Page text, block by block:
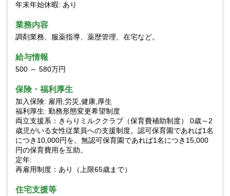
年末年始休暇: あり
業務内容
調剤業務、服薬指導、薬歴管理、在宅など。
給与情報
500 ～ 580万円
保険・福利厚生
加入保険: 雇用,労災,健康,厚生
福利厚生: 勤務形態変更希望制度
両立支援系：きらりミルククラブ（保育費補助制度） 0歳～2
歳児がいる女性従業員への支援制度。認可保育園であれば1名
につき10,000円を、無認可保育園であれば1名につき15,000
円の保育費用を互助。
定年:
再雇用制度：あり（上限65歳まで）
住宅支援等